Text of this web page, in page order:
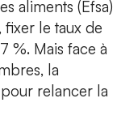
aliments (Efsa)
le taux de
%. Mais face à
la
relancer la